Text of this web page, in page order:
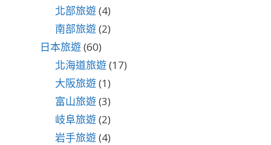
北部旅遊(4)
南部旅遊(2)
日本旅遊(60)
北海道旅遊(17)
大阪旅遊(1)
富山旅遊(3)
岐阜旅遊(2)
岩手旅遊(4)